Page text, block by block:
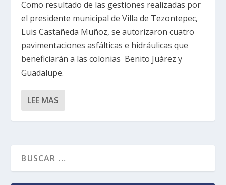
Como resultado de las gestiones realizadas por
el presidente municipal de Villa de Tezontepec,
Luis Castañeda Muñoz, se autorizaron cuatro
pavimentaciones asfálticas e hidráulicas que
beneficiarán a las colonias Benito Juárez y
Guadalupe.
LEE MAS